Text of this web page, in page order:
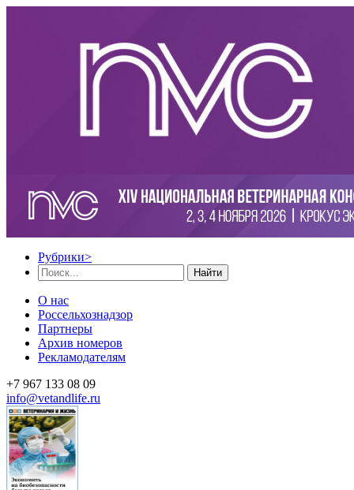
Рубрики>
Найти
О нас
Россельхознадзор
Партнеры
Архив номеров
Рекламодателям
+7 967 133 08 09
info@vetandlife.ru